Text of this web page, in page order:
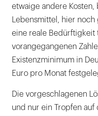
etwaige andere Kosten,
Lebensmittel, hier
eine reale Bedürftigkeit
vorangegangenen
Existenzminimum in
Euro pro Monat
Die vorgeschlagenen
und nur ein Tropfen auf